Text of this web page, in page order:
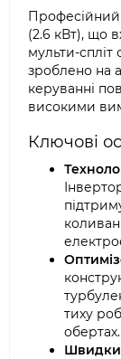
Професійний
(2.6 кВт), що
мульти-
зроблено на
керуванні
високими
Ключові
тиху
обертах.